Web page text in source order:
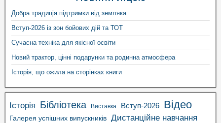
Добра традиція підтримки від земляка
Вступ-2026 із зон бойових дій та ТОТ
Сучасна техніка для якісної освіти
Новий трактор, цінні подарунки та родинна атмосфера
Історія, що ожила на сторінках книги
Історія Бібліотека Виставка Вступ-2026 Відео
Галерея успішних випускників Дистанційне навчання